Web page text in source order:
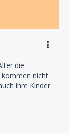
gemacht
Christian
Peter
die
kommen nicht
ihre Kinder